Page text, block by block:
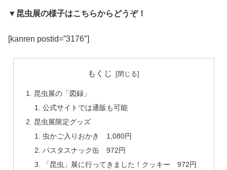
▼昆虫展の様子はこちらからどうぞ！
[kanren postid=”3176″]
もくじ
昆虫展の「図録」
公式サイトでは通販も可能
昆虫展限定グッズ
虫かご入りおかき 1,080円
パスタスナック缶 972円
「昆虫」展に行ってきました！クッキー 972円